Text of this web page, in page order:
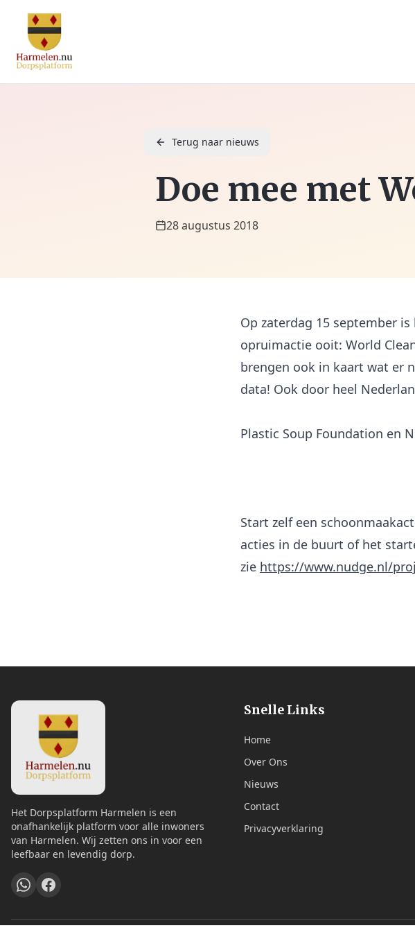
Terug naar nieuws
Doe mee met
28 augustus 2018
Op zaterdag 15 september
opruimactie ooit: World
brengen ook in kaart wat er
data! Ook door heel
Plastic Soup Foundation en
Start zelf een
acties in de buurt of het
zie https://www.nudge.nl/
Het Dorpsplatform Harmelen is een
onafhankelijk platform voor alle inwoners
van Harmelen. Wij zetten ons in voor een
leefbaar en levendig dorp.
Snelle Links
Home
Over Ons
Nieuws
Contact
Privacyverklaring